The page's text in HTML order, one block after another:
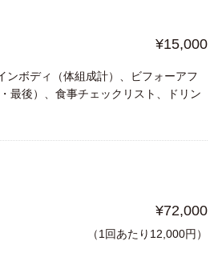
¥15,000
ンボディ（体組成計）、ビフォーアフ
最後）、食事チェックリスト、ドリン
¥72,000
（1回あたり12,000円）